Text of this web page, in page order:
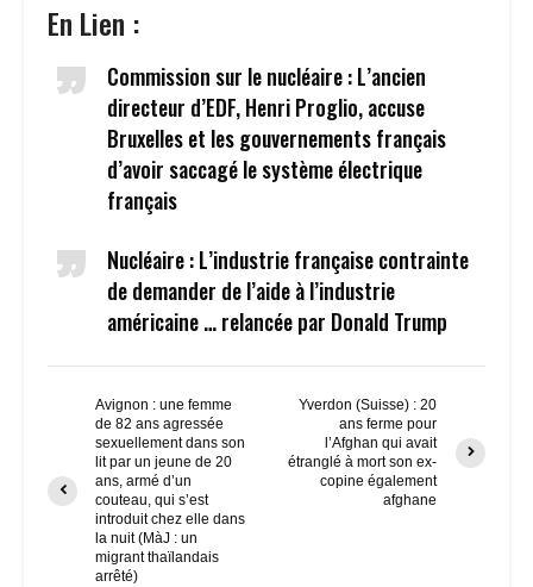
En Lien :
Commission sur le nucléaire : L’ancien
directeur d’EDF, Henri Proglio, accuse
Bruxelles et les gouvernements français
d’avoir saccagé le système électrique
français
Nucléaire : L’industrie française contrainte
de demander de l’aide à l’industrie
américaine … relancée par Donald Trump
Avignon : une femme
de 82 ans agressée
sexuellement dans son
lit par un jeune de 20
ans, armé d’un
couteau, qui s’est
introduit chez elle dans
la nuit (MàJ : un
migrant thaïlandais
arrêté)
Yverdon (Suisse) : 20
ans ferme pour
l’Afghan qui avait
étranglé à mort son ex-
copine également
afghane